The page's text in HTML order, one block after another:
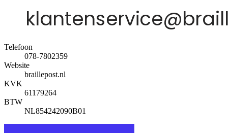
Telefoon
078-7802359
Website
braillepost.nl
KVK
61179264
BTW
NL854242090B01